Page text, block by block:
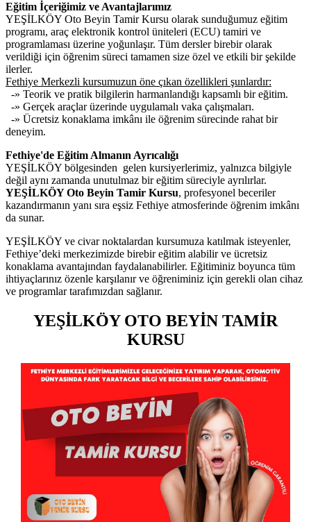
Eğitim İçeriğimiz ve Avantajlarımız
YEŞİLKÖY Oto Beyin Tamir Kursu olarak sunduğumuz eğitim
programı, araç elektronik kontrol üniteleri (ECU) tamiri ve
programlaması üzerine yoğunlaşır. Tüm dersler birebir olarak
verildiği için öğrenim süreci tamamen size özel ve etkili bir şekilde
ilerler.
Fethiye Merkezli kursumuzun öne çıkan özellikleri şunlardır:
-» Teorik ve pratik bilgilerin harmanlandığı kapsamlı bir eğitim.
-» Gerçek araçlar üzerinde uygulamalı vaka çalışmaları.
-» Ücretsiz konaklama imkânı ile öğrenim sürecinde rahat bir
deneyim.
Fethiye'de Eğitim Almanın Ayrıcalığı
YEŞİLKÖY bölgesinden gelen kursiyerlerimiz, yalnızca bilgiyle
değil aynı zamanda unutulmaz bir eğitim süreciyle ayrılırlar.
YEŞİLKÖY Oto Beyin Tamir Kursu, profesyonel beceriler
kazandırmanın yanı sıra eşsiz Fethiye atmosferinde öğrenim imkânı
da sunar.
YEŞİLKÖY ve civar noktalardan kursumuza katılmak isteyenler,
Fethiye’deki merkezimizde birebir eğitim alabilir ve ücretsiz
konaklama avantajından faydalanabilirler. Eğitiminiz boyunca tüm
ihtiyaçlarınız özenle karşılanır ve öğreniminiz için gerekli olan cihaz
ve programlar tarafımızdan sağlanır.
YEŞİLKÖY OTO BEYİN TAMİR
KURSU